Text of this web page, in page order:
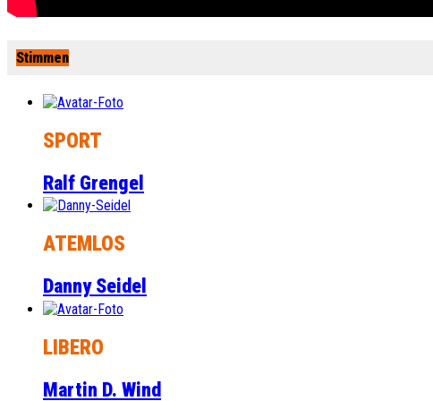
Stimmen
SPORT
Ralf Grengel
ATEMLOS
Danny Seidel
LIBERO
Martin D. Wind